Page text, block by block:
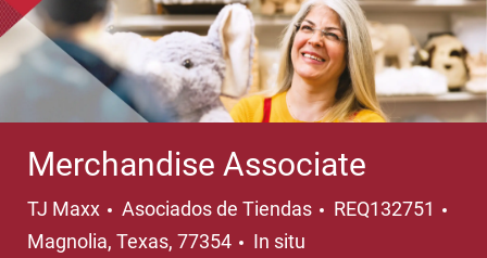
Merchandise Associate
TJ Maxx Categoría
Asociados de Tiendas REQ132751
Magnolia, Texas, 77354
In situ